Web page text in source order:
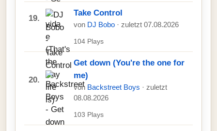
19.
Take Control
von DJ Bobo · zuletzt 07.08.2026
104 Plays
20.
Get down (You're the one for
me)
von Backstreet Boys · zuletzt
08.08.2026
103 Plays